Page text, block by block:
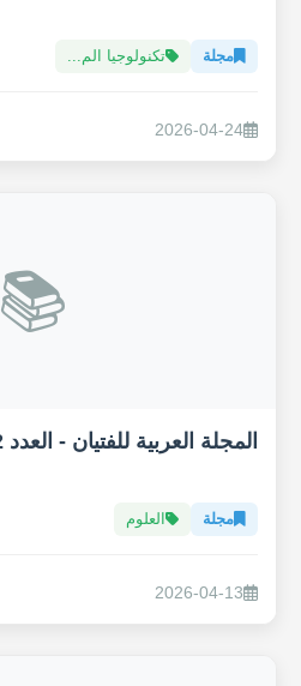
مجلة تكنولوجيا الم...
2026-04-24
📚
المجلة العربية للفتيان - العدد 42
مجلة العلوم
2026-04-13